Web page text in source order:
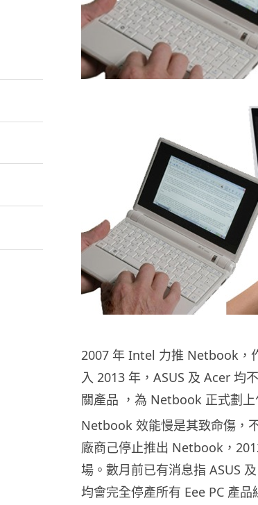
2007 年 Intel 力推 Netbook，
入 2013 年，ASUS 及 Acer 均
關產品 ，為 Netbook 正式劃上
Netbook 效能慢是其致命傷，
廠商己停止推出 Netbook，
場。數月前已有消息指 ASUS
均會完全停產所有 Eee PC 產